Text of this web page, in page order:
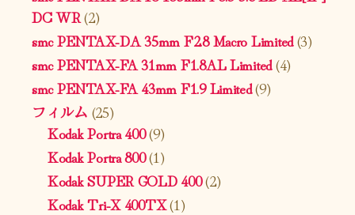
DC WR(2)
smc PENTAX-DA 35mm F2.8 Macro Limited(3)
smc PENTAX-FA 31mm F1.8AL Limited(4)
smc PENTAX-FA 43mm F1.9 Limited(9)
フィルム (25)
Kodak Portra 400(9)
Kodak Portra 800(1)
Kodak SUPER GOLD 400(2)
Kodak Tri-X 400TX(1)